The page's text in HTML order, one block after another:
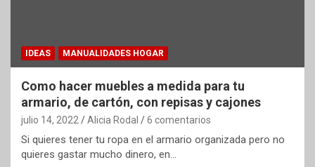
IDEAS MANUALIDADES HOGAR
Como hacer muebles a medida para tu
armario, de cartón, con repisas y cajones
julio 14, 2022 Alicia Rodal 6 comentarios
Si quieres tener tu ropa en el armario organizada pero no
quieres gastar mucho dinero, en…